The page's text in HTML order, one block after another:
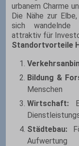
urbanem Charme
Die Nähe zur
sich wandelnde
attraktiv für
Standortvorteile
Bildung &
Menschen
Wirtschaft:
Städtebau:
Aufwertung